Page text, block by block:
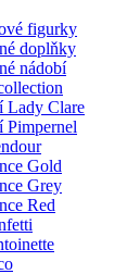
figurky
doplňky
nádobí
Lady Clare
Pimpernel
Gold
Grey
Red